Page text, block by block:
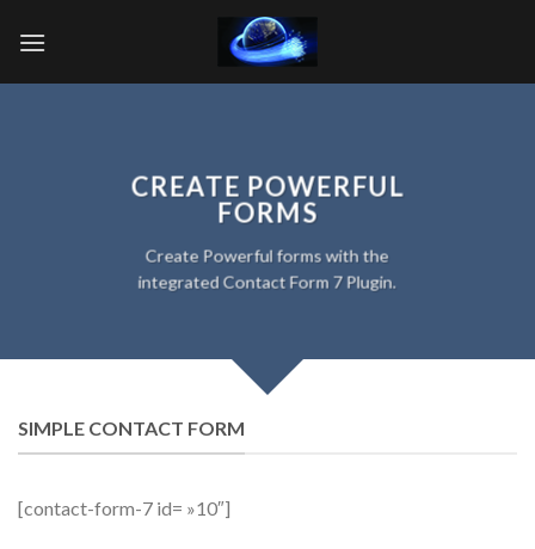
CREATE POWERFUL
FORMS
Create Powerful forms with the
integrated Contact Form 7 Plugin.
SIMPLE CONTACT FORM
[contact-form-7 id= »10″]